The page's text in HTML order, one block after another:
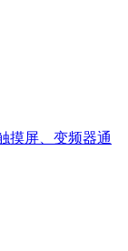
摸屏、变频器通